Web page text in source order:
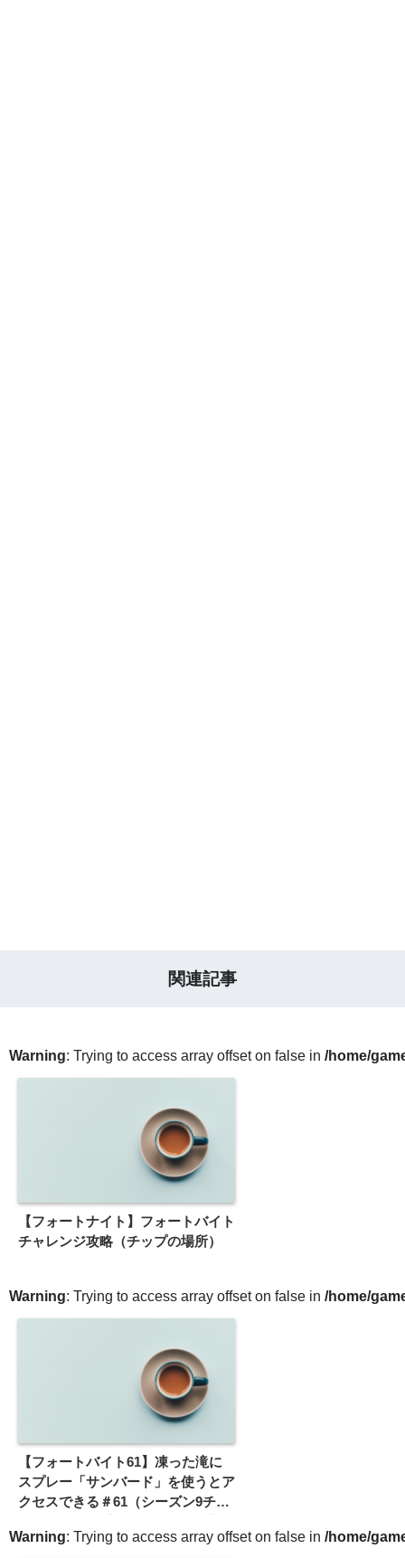
関連記事
Warning: Trying to access array offset on false in /home/
【フォートナイト】フォートバイト
チャレンジ攻略（チップの場所）
Warning: Trying to access array offset on false in /home/
【フォートバイト61】凍った滝に
スプレー「サンバード」を使うとア
クセスできる＃61（シーズン9チャ
Warning: Trying to access array offset on false in /home/